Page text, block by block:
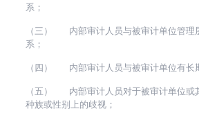
系；
（三） 内部审计人员与被审计单位管理
系；
（四） 内部审计人员与被审计单位有长
（五） 内部审计人员对于被审计单位或
种族或性别上的歧视；